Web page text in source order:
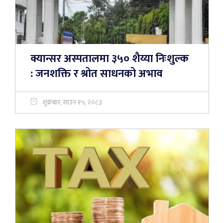
क्यान्सर अस्पतालमा ३५० शैय्या निःशुल्क
: जनशक्ति र श्रोत साधनको अभाव
शुक्रबार, साउन १५, २०८३